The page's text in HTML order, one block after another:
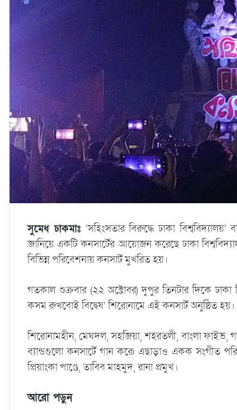
সুমেধ চাকমাঃ ‘সহিংসতার বিরুদ্ধে ঢাকা
জানিয়ে একটি কনসার্টের আয়োজন করেছে ঢাকা
বিভিন্ন পরিবেশনায় কনসার্ট মুখরিত হয়।
গতকাল শুক্রবার (২২ অক্টোবর) দুপুর তিনটার দিকে ঢাকা
কসম রুখবোই বিদ্বেষ’ শিরোনামে এই কনসার্ট অনুষ্ঠিত হয়।
শিরোনামহীন, মেঘদল, সহজিয়া, শহরতলী, বাংলা
ব্যান্ডগুলো কনসার্টে গান করে৷ এছাড়াও একক সংগীত
প্রিয়াংকা পাণ্ডে, তাবিব মাহমুদ, রানা প্রমুখ।
আরো পড়ুন